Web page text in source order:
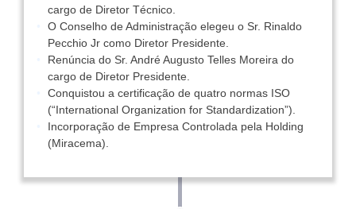
cargo de Diretor Técnico.
O Conselho de Administração elegeu o Sr. Rinaldo
Pecchio Jr como Diretor Presidente.
Renúncia do Sr. André Augusto Telles Moreira do
cargo de Diretor Presidente.
Conquistou a certificação de quatro normas ISO
(“International Organization for Standardization”).
Incorporação de Empresa Controlada pela Holding
(Miracema).